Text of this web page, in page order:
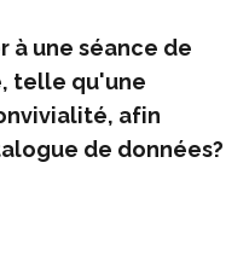
à une séance de
telle qu'une
afin
de données?